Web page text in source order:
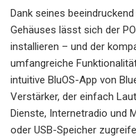
Dank seines
Gehäuses lässt sich der
installieren – und der
umfangreiche
intuitive BluOS-App von
Verstärker, der einfach
Dienste, Internetradio und
oder USB-Speicher